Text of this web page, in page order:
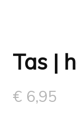
Tas |
€ 6,95